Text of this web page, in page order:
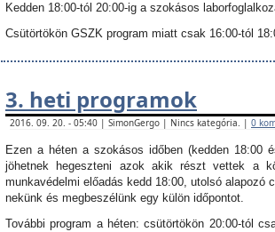
Kedden 18:00-tól 20:00-ig a szokásos
Csütörtökön GSZK program miatt csak 16:00-tól
3. heti programok
2016. 09. 20. - 05:40 | SimonGergo | Nincs kategória. | 0
Ezen a héten a szokásos időben (kedden 18:00
jöhetnek hegeszteni azok akik részt vettek a
munkavédelmi előadás kedd 18:00, utolsó
nekünk és megbeszélünk egy külön időpontot.
További program a héten: csütörtökön 20:00-tól